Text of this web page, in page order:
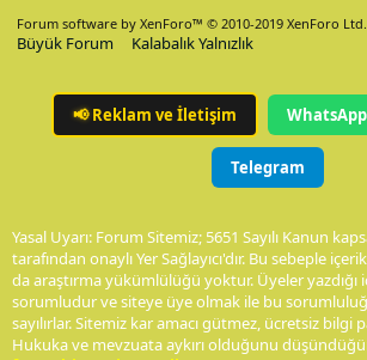
Forum software by XenForo™ © 2010-2019 XenForo Ltd.
Büyük Forum Kalabalık Yalnızlık
📢Reklam ve İletişim WhatsApp
Telegram
Yasal Uyarı: Forum Sitemiz; 5651 Sayılı Kanun
tarafından onaylı Yer Sağlayıcı'dır. Bu sebeple
da araştırma yükümlülüğü yoktur. Üyeler yazdığı
sorumludur ve siteye üye olmak ile bu
sayılırlar. Sitemiz kar amacı gütmez, ücretsiz bilgi
Hukuka ve mevzuata aykırı olduğunu